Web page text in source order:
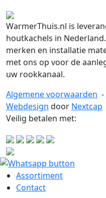
WarmerThuis.nl is
houtkachels in
merken en installatie
met ons op voor de
uw rookkanaal.
Algemene voorwaarden -
Webdesign door Nextcap
Veilig betalen met:
Assortiment
Contact